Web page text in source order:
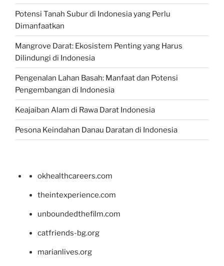
Potensi Tanah Subur di Indonesia yang Perlu
Dimanfaatkan
Mangrove Darat: Ekosistem Penting yang Harus
Dilindungi di Indonesia
Pengenalan Lahan Basah: Manfaat dan Potensi
Pengembangan di Indonesia
Keajaiban Alam di Rawa Darat Indonesia
Pesona Keindahan Danau Daratan di Indonesia
okhealthcareers.com
theintexperience.com
unboundedthefilm.com
catfriends-bg.org
marianlives.org